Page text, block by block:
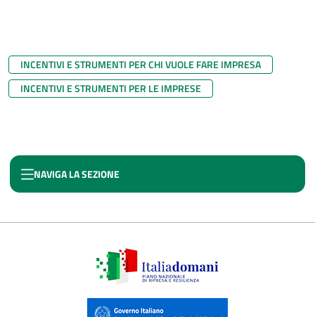
INCENTIVI E STRUMENTI PER CHI VUOLE FARE IMPRESA
INCENTIVI E STRUMENTI PER LE IMPRESE
NAVIGA LA SEZIONE
PNC SISMA - NEXT APPENNINO